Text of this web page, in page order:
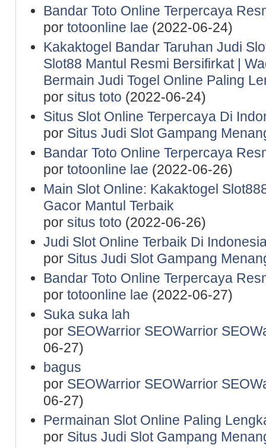
Bandar Toto Online Terpercaya
por totoonline lae (2022-06-24)
Kakaktogel Bandar Taruhan Judi
Slot88 Mantul Resmi Bersifirkat |
Bermain Judi Togel Online Paling
por situs toto (2022-06-24)
Situs Slot Online Terpercaya Di
por Situs Judi Slot Gampang
Bandar Toto Online Terpercaya
por totoonline lae (2022-06-26)
Main Slot Online: Kakaktogel
Gacor Mantul Terbaik
por situs toto (2022-06-26)
Judi Slot Online Terbaik Di
por Situs Judi Slot Gampang
Bandar Toto Online Terpercaya
por totoonline lae (2022-06-27)
Suka suka lah
por SEOWarrior SEOWarrior
06-27)
bagus
por SEOWarrior SEOWarrior
06-27)
Permainan Slot Online Paling
por Situs Judi Slot Gampang